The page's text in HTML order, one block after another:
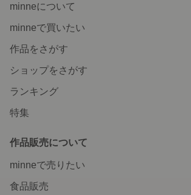
minneについて
minneで買いたい
作品をさがす
ショップをさがす
ランキング
特集
作品販売について
minneで売りたい
食品販売